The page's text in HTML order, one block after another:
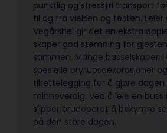
punktlig og stressfri transport
til og fra vielsen og festen. Leier
Vegårshei gir det en ekstra
skaper god stemning for
sammen. Mange busselskaper i
spesielle bryllupsdekorasjoner
tilrettelegging for å gjøre dagen
minneverdig. Ved å leie en buss
slipper brudeparet å bekymre
på den store dagen.